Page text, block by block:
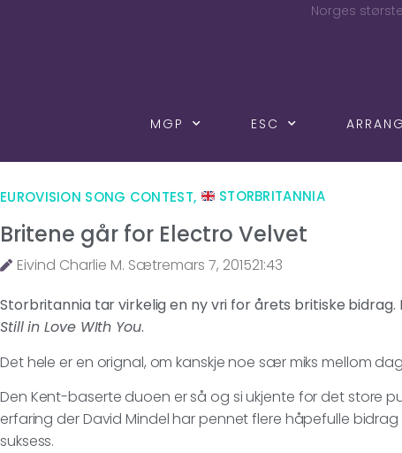
Norges
MGP ESC
EUROVISION SONG CONTEST, STORBRITANNIA
Britene går for Electro Velvet
Eivind Charlie M. Sætremars 7, 201521:43
Storbritannia tar virkelig en ny vri for årets britiske
Still in Love WIth You.
Det hele er en orignal, om kanskje noe sær miks mellom
Den Kent-baserte duoen er så og si ukjente for det store
erfaring der David Mindel har pennet flere håpefulle
suksess.